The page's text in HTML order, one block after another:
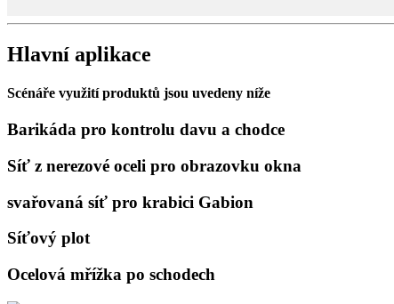
Hlavní aplikace
Scénáře využití produktů jsou uvedeny níže
Barikáda pro kontrolu davu a chodce
Síť z nerezové oceli pro obrazovku okna
svařovaná síť pro krabici Gabion
Síťový plot
Ocelová mřížka po schodech